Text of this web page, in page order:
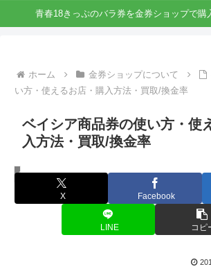
青春18きっぷのバラ券を金券ショップで購
ホーム 金券ショップについて
い方・使えるお店・購入方法・買取/換金率
ベイシア商品券の使い方・使
入方法・買取/換金率
金券ショップについて
X Facebook
LINE コピ